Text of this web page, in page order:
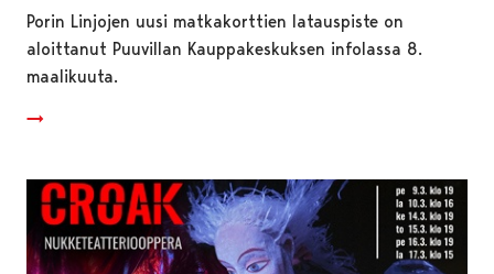
Porin Linjojen uusi matkakorttien latauspiste on
aloittanut Puuvillan Kauppakeskuksen infolassa 8.
maalikuuta.